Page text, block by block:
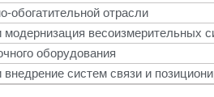
обогатительной отрасли
модернизация весоизмерительных
оборудования
внедрение систем связи и